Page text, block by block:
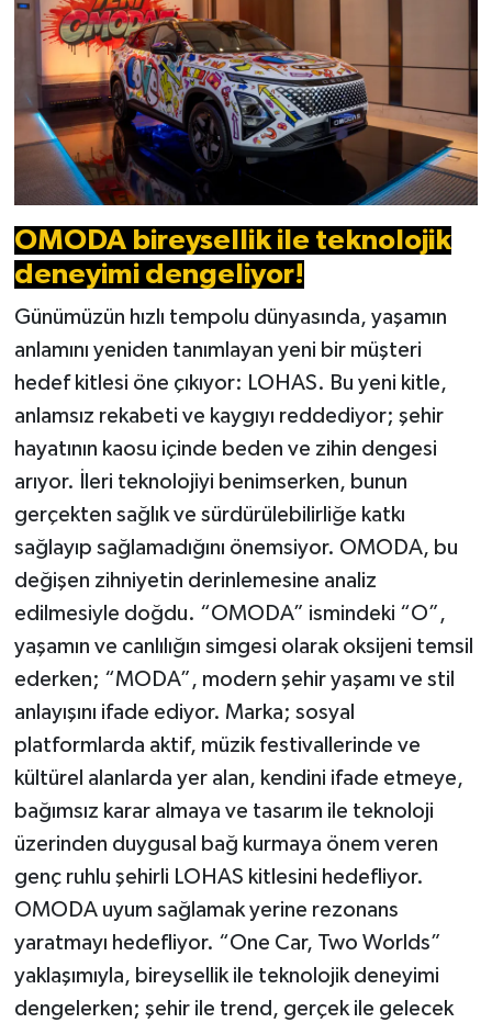
OMODA bireysellik ile teknolojik
deneyimi dengeliyor!
Günümüzün hızlı tempolu dünyasında, yaşamın
anlamını yeniden tanımlayan yeni bir müşteri
hedef kitlesi öne çıkıyor: LOHAS. Bu yeni kitle,
anlamsız rekabeti ve kaygıyı reddediyor; şehir
hayatının kaosu içinde beden ve zihin dengesi
arıyor. İleri teknolojiyi benimserken, bunun
gerçekten sağlık ve sürdürülebilirliğe katkı
sağlayıp sağlamadığını önemsiyor. OMODA, bu
değişen zihniyetin derinlemesine analiz
edilmesiyle doğdu. “OMODA” ismindeki “O”,
yaşamın ve canlılığın simgesi olarak oksijeni temsil
ederken; “MODA”, modern şehir yaşamı ve stil
anlayışını ifade ediyor. Marka; sosyal
platformlarda aktif, müzik festivallerinde ve
kültürel alanlarda yer alan, kendini ifade etmeye,
bağımsız karar almaya ve tasarım ile teknoloji
üzerinden duygusal bağ kurmaya önem veren
genç ruhlu şehirli LOHAS kitlesini hedefliyor.
OMODA uyum sağlamak yerine rezonans
yaratmayı hedefliyor. “One Car, Two Worlds”
yaklaşımıyla, bireysellik ile teknolojik deneyimi
dengelerken; şehir ile trend, gerçek ile gelecek